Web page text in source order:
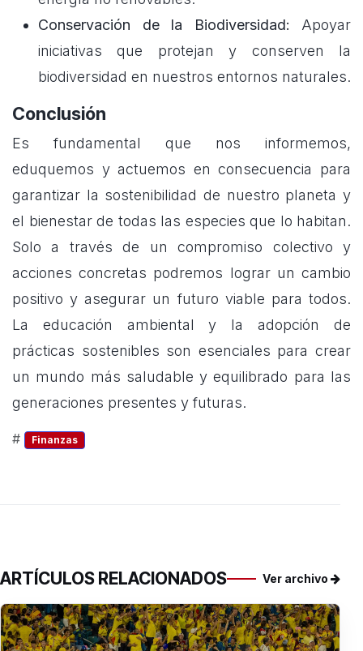
Conservación de la Biodiversidad: Apoyar
iniciativas que protejan y conserven la
biodiversidad en nuestros entornos naturales.
Conclusión
Es fundamental que nos informemos,
eduquemos y actuemos en consecuencia para
garantizar la sostenibilidad de nuestro planeta y
el bienestar de todas las especies que lo habitan.
Solo a través de un compromiso colectivo y
acciones concretas podremos lograr un cambio
positivo y asegurar un futuro viable para todos.
La educación ambiental y la adopción de
prácticas sostenibles son esenciales para crear
un mundo más saludable y equilibrado para las
generaciones presentes y futuras.
# Finanzas
ARTÍCULOS RELACIONADOS Ver archivo